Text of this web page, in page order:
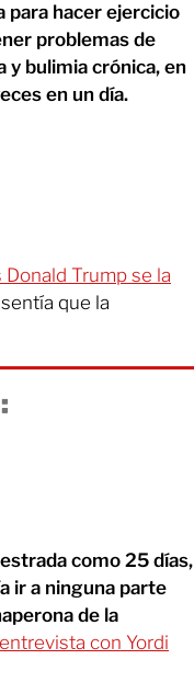
para hacer ejercicio
problemas de
y bulimia crónica, en
en un día.
Trump se la
que la
como 25 días,
ir a ninguna parte
de la
con Yordi